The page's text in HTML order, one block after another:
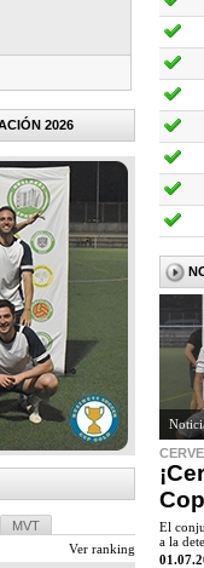
2026
MVT
Ver ranking
El
a la